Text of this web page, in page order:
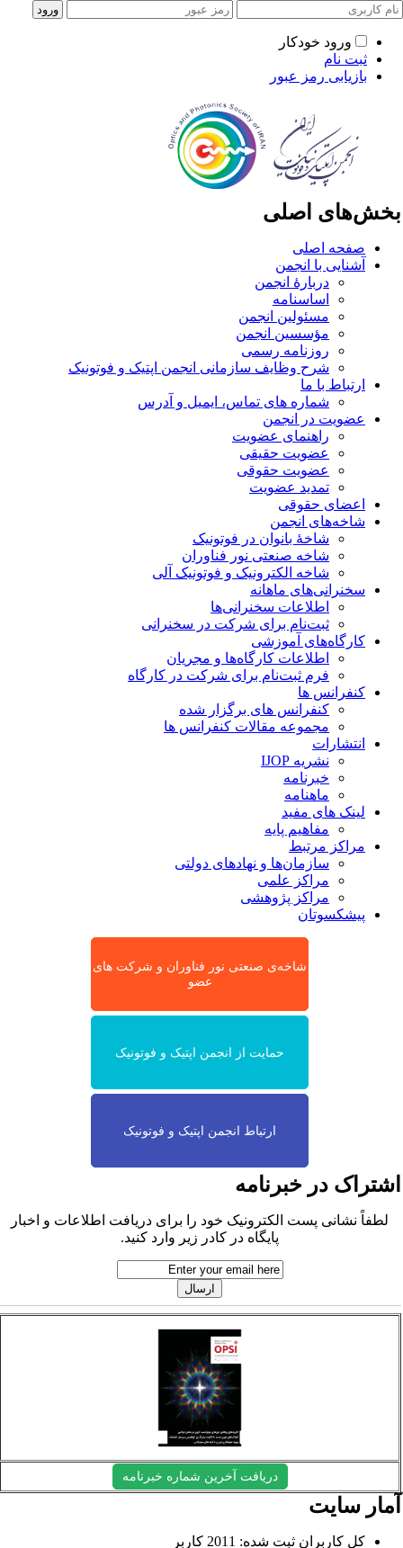
ورود خودکار
ثبت نام
بازیابی رمز عبور
اصلی
صفحه اصلی
آشنایی با انجمن
دربارۀ انجمن
اساسنامه
مسئولین انجمن
مؤسسین انجمن
روزنامه رسمی
شرح وظایف سازمانی انجمن اپتیک و فوتونیک
ارتباط با ما
شماره های تماس، ایمیل و آدرس
عضویت در انجمن
راهنمای عضویت
عضویت حقیقی
عضویت حقوقی
تمدید عضویت
اعضای حقوقی
شاخه‌های انجمن
شاخۀ بانوان در فوتونیک
شاخه صنعتی نور فناوران
شاخه‌ الکترونیک و فوتونیک آلی
سخنرانی‌های ماهانه
اطلاعات سخنرانی‌‌ها
ثبت‌نام برای شرکت در سخنرانی
کارگاه‌های آموزشی
اطلاعات کارگاه‌ها و مجریان
فرم ثبت‌نام برای شرکت در کارگاه
کنفرانس ها
کنفرانس های برگزار شده
مجموعه مقالات کنفرانس ها
انتشارات
نشریه IJOP
خبرنامه
ماهنامه
لینک های مفید
مفاهیم پایه
مراکز مرتبط
سازمان‌ها و نهادهای دولتی
مراکز علمی
مراکز پژوهشی
پیشکسوتان
شاخه‌ی صنعتی نور فناوران و شرکت های
عضو
حمایت از انجمن اپتیک و فوتونیک
ارتباط انجمن اپتیک و فوتونیک
در خبرنامه
لطفاً نشانی پست الکترونیک خود را برای دریافت اطلاعات و اخبار
پایگاه در کادر زیر وارد کنید.
دریافت آخرین شماره خبرنامه
سایت
کل کاربران ثبت شده: 2011 کاربر